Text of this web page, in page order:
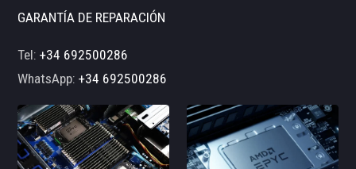
GARANTÍA DE REPARACIÓN
Tel:+34 692500286
WhatsApp:+34 692500286